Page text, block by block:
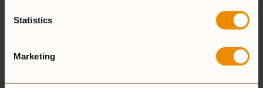
Statistics
Marketing
5 stjärnor
100%